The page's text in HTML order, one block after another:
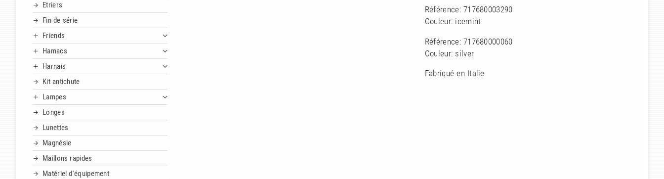
Etriers
Fin de série
Friends
Hamacs
Harnais
Kit antichute
Lampes
Longes
Lunettes
Magnésie
Maillons rapides
Matériel d'équipement
Référence: 717680003290
Couleur: icemint
Référence: 717680000060
Couleur: silver
Fabriqué en Italie